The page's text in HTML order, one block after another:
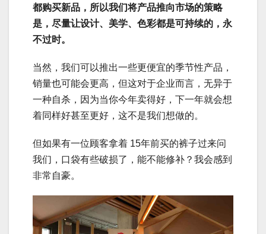
都购买新品，所以我们将产品推向市场的策略
是，尽量让设计、美学、色彩都是可持续的，永
不过时。
当然，我们可以推出一些更便宜的季节性产品，
销量也可能会更高，但这对于企业而言，无异于
一种自杀，因为当你今年卖得好，下一年就会想
着同样好甚至更好，这不是我们想做的。
但如果有一位顾客拿着 15年前买的裤子过来问
我们，口袋有些破损了，能不能修补？我会感到
非常自豪。